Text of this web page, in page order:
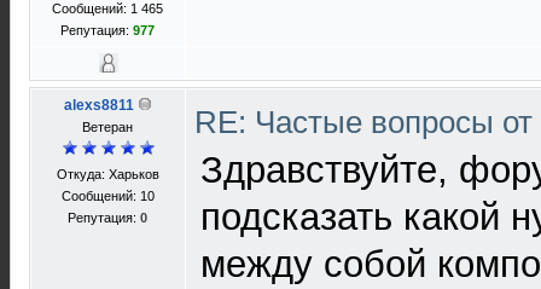
Сообщений: 1 465
Репутация:977
alexs8811
Ветеран
Откуда: Харьков
Сообщений: 10
Репутация:0
RE: Частые вопросы
Здравствуйте,
подсказать какой
между собой